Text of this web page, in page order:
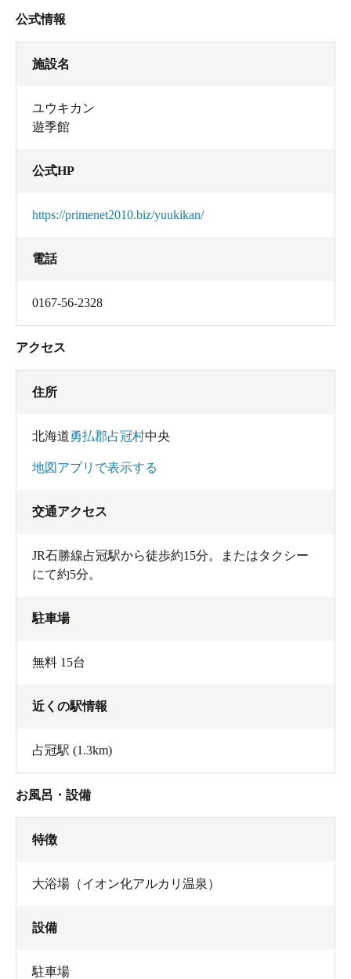
公式情報
施設名
ユウキカン
遊季館
公式HP
https://primenet2010.biz/yuukikan/
電話
0167-56-2328
アクセス
住所
北海道勇払郡占冠村中央
地図アプリで表示する
交通アクセス
JR石勝線占冠駅から徒歩約15分。またはタクシー
にて約5分。
駐車場
無料 15台
近くの駅情報
占冠駅 (1.3km)
お風呂・設備
特徴
大浴場（イオン化アルカリ温泉）
設備
駐車場